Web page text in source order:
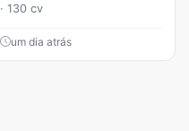
· 130 cv
um dia atrás